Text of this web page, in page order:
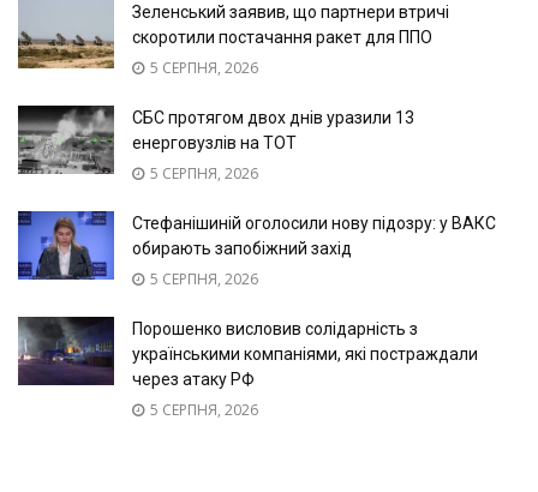
Зеленський заявив, що партнери втричі
скоротили постачання ракет для ППО
5 СЕРПНЯ, 2026
СБС протягом двох днів уразили 13
енерговузлів на ТОТ
5 СЕРПНЯ, 2026
Стефанішиній оголосили нову підозру: у ВАКС
обирають запобіжний захід
5 СЕРПНЯ, 2026
Порошенко висловив солідарність з
українськими компаніями, які постраждали
через атаку РФ
5 СЕРПНЯ, 2026